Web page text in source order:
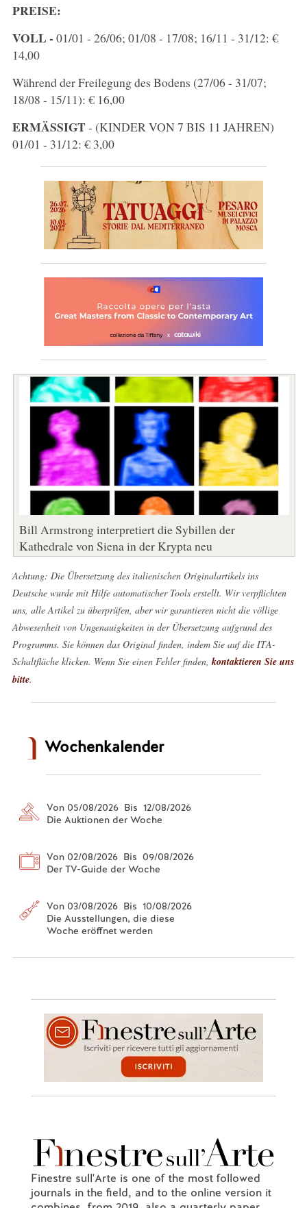
PREISE:
VOLL - 01/01 - 26/06; 01/08 - 17/08; 16/11 - 31/12: €
14,00
Während der Freilegung des Bodens (27/06 - 31/07;
18/08 - 15/11): € 16,00
ERMÄSSIGT- (KINDER VON 7 BIS 11 JAHREN)
01/01 - 31/12: € 3,00
Bill Armstrong interpretiert die Sybillen der
Kathedrale von Siena in der Krypta neu
Achtung: Die Übersetzung des italienischen Originalartikels ins
Deutsche wurde mit Hilfe automatischer Tools erstellt. Wir verpflichten
uns, alle Artikel zu überprüfen, aber wir garantieren nicht die völlige
Abwesenheit von Ungenauigkeiten in der Übersetzung aufgrund des
Programms. Sie können das Original finden, indem Sie auf die ITA-
Schaltfläche klicken. Wenn Sie einen Fehler finden,kontaktieren Sie uns
bitte.
Wochenkalender
Von 05/08/2026 Bis 12/08/2026
Die Auktionen der Woche
Von 02/08/2026 Bis 09/08/2026
Der TV-Guide der Woche
Von 03/08/2026 Bis 10/08/2026
Die Ausstellungen, die diese
Woche eröffnet werden
Finestre sull'Arte is one of the most followed
journals in the field, and to the online version it